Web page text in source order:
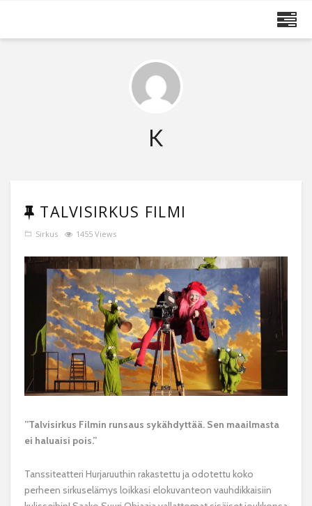
K
TALVISIRKUS FILMI
Sirkus 1455 Views
”Talvisirkus Filmin runsaus sykähdyttää. Sen maailmasta
ei haluaisi pois.”
Tanssiteatteri Hurjaruuthin rakastettu ja odotettu koko
perheen sirkuselämys loikkasi elokuvanteon vauhdikkaisiin